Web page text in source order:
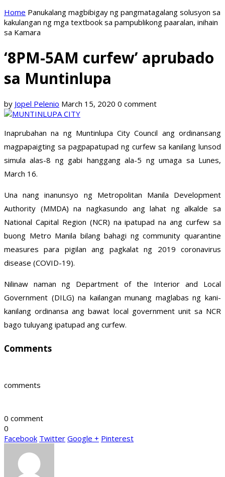
Home Panukalang magbibigay ng pangmatagalang solusyon sa
kakulangan ng mga textbook sa pampublikong paaralan, inihain
sa Kamara
‘8PM-5AM curfew’ aprubado
sa Muntinlupa
by Jopel Pelenio March 15, 2020 0 comment
Inaprubahan na ng Muntinlupa City Council ang ordinansang
magpapaigting sa pagpapatupad ng curfew sa kanilang lunsod
simula alas-8 ng gabi hanggang ala-5 ng umaga sa Lunes,
March 16.
Una nang inanunsyo ng Metropolitan Manila Development
Authority (MMDA) na nagkasundo ang lahat ng alkalde sa
National Capital Region (NCR) na ipatupad na ang curfew sa
buong Metro Manila bilang bahagi ng community quarantine
measures para pigilan ang pagkalat ng 2019 coronavirus
disease (COVID-19).
Nilinaw naman ng Department of the Interior and Local
Government (DILG) na kailangan munang maglabas ng kani-
kanilang ordinansa ang bawat local government unit sa NCR
bago tuluyang ipatupad ang curfew.
Comments
comments
0 comment
0
Facebook Twitter Google + Pinterest